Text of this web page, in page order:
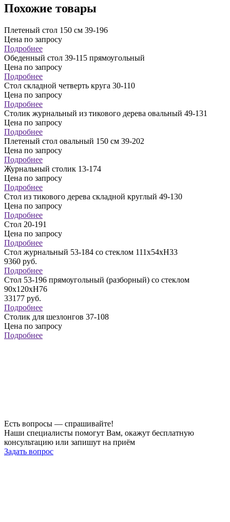
Похожие товары
Плетеный стол 150 см 39-196
Цена по запросу
Подробнее
Обеденный стол 39-115 прямоугольный
Цена по запросу
Подробнее
Стол складной четверть круга 30-110
Цена по запросу
Подробнее
Столик журнальный из тикового дерева овальный 49-131
Цена по запросу
Подробнее
Плетеный стол овальный 150 см 39-202
Цена по запросу
Подробнее
Журнальный столик 13-174
Цена по запросу
Подробнее
Стол из тикового дерева складной круглый 49-130
Цена по запросу
Подробнее
Стол 20-191
Цена по запросу
Подробнее
Стол журнальный 53-184 со стеклом 111х54хH33
9360 руб.
Подробнее
Стол 53-196 прямоугольный (разборный) со стеклом
90х120хH76
33177 руб.
Подробнее
Столик для шезлонгов 37-108
Цена по запросу
Подробнее
Есть вопросы — спрашивайте!
Наши специалисты помогут Вам, окажут бесплатную
консультацию или запишут на приём
Задать вопрос